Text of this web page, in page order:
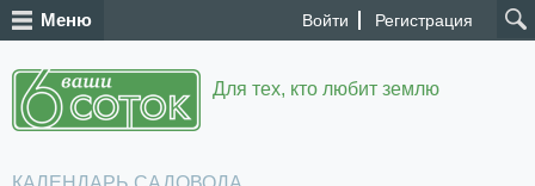
Войти Регистрация
Меню
Для тех, кто любит землю